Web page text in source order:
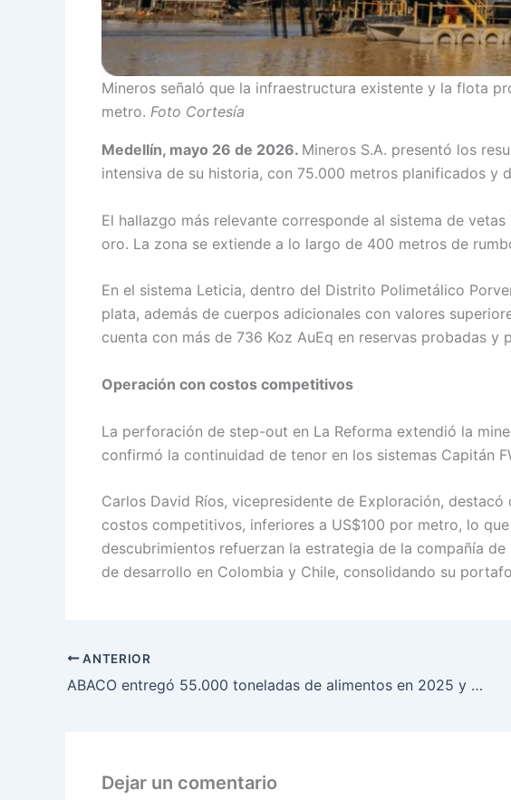
Mineros señaló que la infraestructura existente y la flota
metro. Foto Cortesía
Medellín, mayo 26 de 2026. Mineros S.A. presentó los
intensiva de su historia, con 75.000 metros planificados y
El hallazgo más relevante corresponde al sistema de
oro. La zona se extiende a lo largo de 400 metros de
En el sistema Leticia, dentro del Distrito Polimetálico
plata, además de cuerpos adicionales con valores
cuenta con más de 736 Koz AuEq en reservas probadas y
Operación con costos competitivos
La perforación de step-out en La Reforma extendió la
confirmó la continuidad de tenor en los sistemas Capitán
Carlos David Ríos, vicepresidente de Exploración,
costos competitivos, inferiores a US$100 por metro, lo
descubrimientos refuerzan la estrategia de la compañía
de desarrollo en Colombia y Chile, consolidando su
ANTERIOR
ABACO entregó 55.000 toneladas de alimentos en 2025 y atendió a 1,6 millones de personas vulnerables
Dejar un comentario